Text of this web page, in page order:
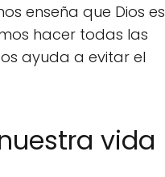
enseña que Dios es
hacer todas las
ayuda a evitar el
vida